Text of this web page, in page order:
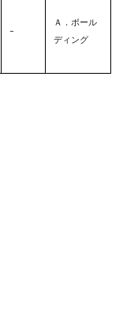
–
Ａ．ボール
ディング